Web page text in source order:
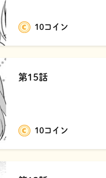
10コイン
第15話
10コイン